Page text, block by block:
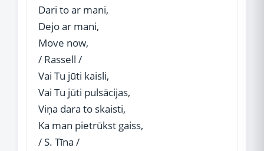
Dari to ar mani,
Dejo ar mani,
Move now,
/ Rassell /
Vai Tu jūti kaisli,
Vai Tu jūti pulsācijas,
Viņa dara to skaisti,
Ka man pietrūkst gaiss,
/ S. Tīna /